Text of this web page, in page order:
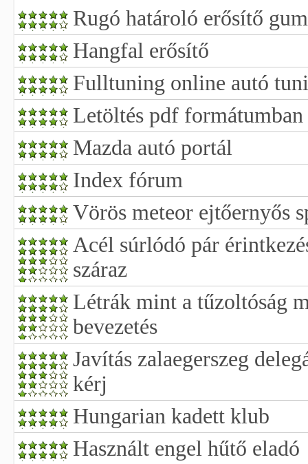
Rugó határoló erősítő
Hangfal erősítő
Fulltuning online autó
Letöltés pdf formátumban
Mazda autó portál
Index fórum
Vörös meteor ejtőernyős
Acél súrlódó pár
száraz
Létrák mint a tűzoltóság
bevezetés
Javítás zalaegerszeg
kérj
Hungarian kadett klub
Használt engel hűtő eladó